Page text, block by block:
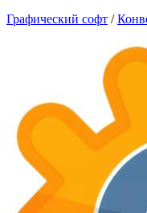
Графический софт /